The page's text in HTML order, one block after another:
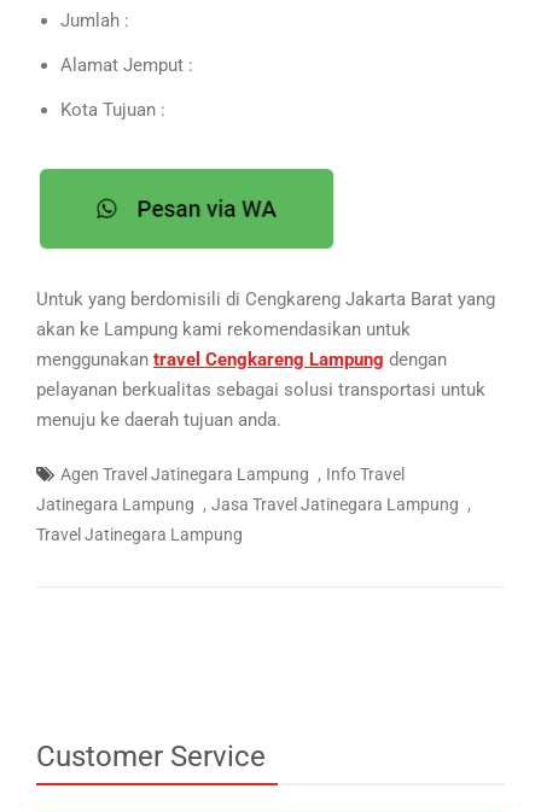
Jumlah :
Alamat Jemput :
Kota Tujuan :
Untuk yang berdomisili di Cengkareng Jakarta Barat yang
akan ke Lampung kami rekomendasikan untuk
menggunakan travel Cengkareng Lampung dengan
pelayanan berkualitas sebagai solusi transportasi untuk
menuju ke daerah tujuan anda.
Agen Travel Jatinegara Lampung , Info Travel
Jatinegara Lampung , Jasa Travel Jatinegara Lampung ,
Travel Jatinegara Lampung
Customer Service